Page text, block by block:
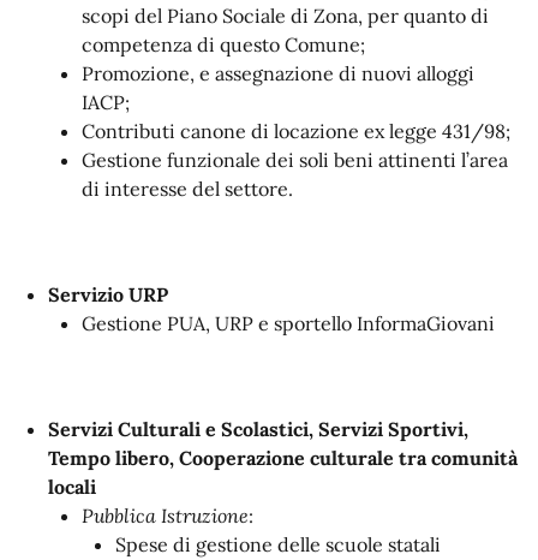
scopi del Piano Sociale di Zona, per quanto di
competenza di questo Comune;
Promozione, e assegnazione di nuovi alloggi
IACP;
Contributi canone di locazione ex legge 431/98;
Gestione funzionale dei soli beni attinenti l’area
di interesse del settore.
Servizio URP
Gestione PUA, URP e sportello InformaGiovani
Servizi Culturali e Scolastici, Servizi Sportivi,
Tempo libero, Cooperazione culturale tra comunità
locali
Pubblica Istruzione:
Spese di gestione delle scuole statali